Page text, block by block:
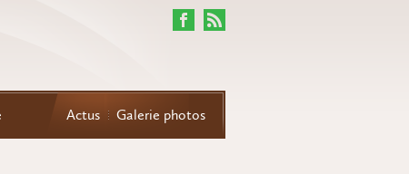
Actus Galerie photos